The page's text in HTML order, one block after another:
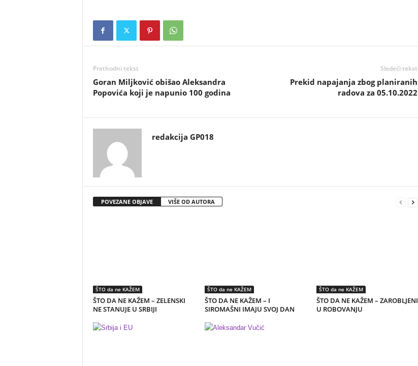
Prethodni tekst
Goran Miljković obišao Aleksandra
Popovića koji je napunio 100 godina
Sledeći tekst
Prekid napajanja zbog planiranih
radova za 05.10.2022
redakcija GP018
POVEZANE OBJAVE VIŠE OD AUTORA
ŠTO da ne KAŽEM
ŠTO DA NE KAŽEM – ZELENSKI
NE STANUJE U SRBIJI
ŠTO da ne KAŽEM
ŠTO DA NE KAŽEM – I
SIROMAŠNI IMAJU SVOJ DAN
ŠTO da ne KAŽEM
ŠTO DA NE KAŽEM – ZAROBLJENI
U ROBOVANJU